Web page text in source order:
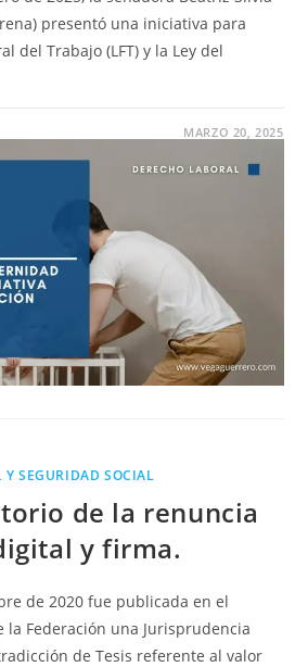
presentó una iniciativa para
del Trabajo (LFT) y la Ley del
MARZO 20, 2025
Y SEGURIDAD SOCIAL
de la renuncia
y firma.
de 2020 fue publicada en el
la Federación una Jurisprudencia
de Tesis referente al valor